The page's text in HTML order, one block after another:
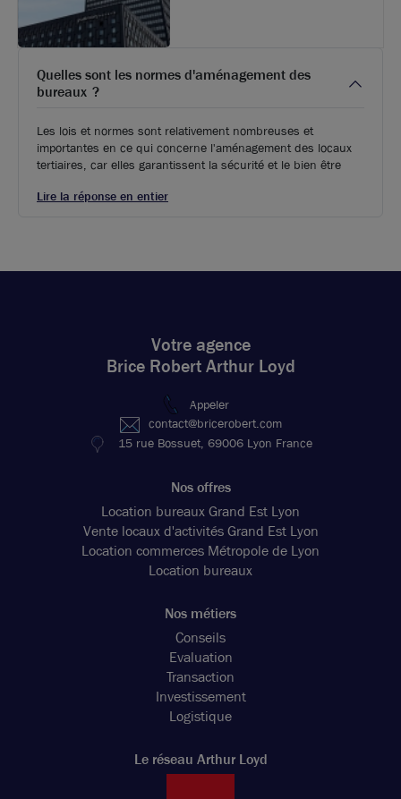
Quelles sont les normes d'aménagement des
bureaux ?
Les lois et normes sont relativement nombreuses et
importantes en ce qui concerne l'aménagement des locaux
tertiaires, car elles garantissent la sécurité et le bien être
Lire la réponse en entier
Votre agence
Brice Robert Arthur Loyd
Appeler
contact@bricerobert.com
15 rue Bossuet, 69006 Lyon France
Nos offres
Location bureaux Grand Est Lyon
Vente locaux d'activités Grand Est Lyon
Location commerces Métropole de Lyon
Location bureaux
Nos métiers
Conseils
Evaluation
Transaction
Investissement
Logistique
Le réseau Arthur Loyd